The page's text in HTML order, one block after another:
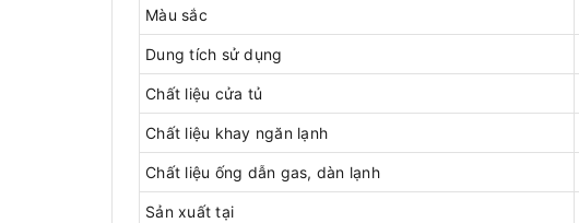
Màu sắc
Dung tích sử dụng
Chất liệu cửa tủ
Chất liệu khay ngăn lạnh
Chất liệu ống dẫn gas, dàn lạnh
Sản xuất tại